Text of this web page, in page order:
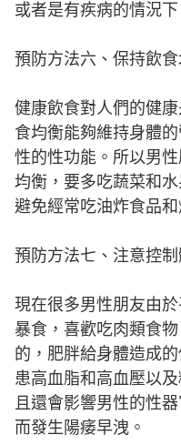
或者是有疾病的情況
預防方法六、保持飲
健康飲食對人們的健
食均衡能夠維持身體
性的性功能。所以男
均衡，要多吃蔬菜和
避免經常吃油炸食品
預防方法七、注意控
現在很多男性朋友由
暴食，喜歡吃肉類食
的，肥胖給身體造成
患高血脂和高血壓以
且還會影響男性的性
而發生陽痿早洩。